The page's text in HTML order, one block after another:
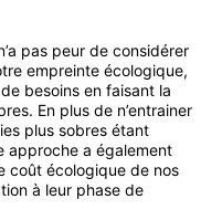
pas peur de considérer
empreinte écologique,
besoins en faisant la
En plus de n’entrainer
plus sobres étant
approche a également
coût écologique de nos
à leur phase de